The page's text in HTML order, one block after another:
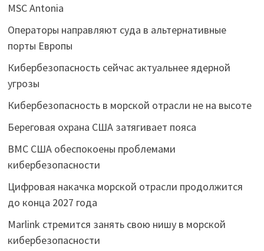
MSC Antonia
Операторы направляют суда в альтернативные
порты Европы
Кибербезопасность сейчас актуальнее ядерной
угрозы
Кибербезопасность в морской отрасли не на высоте
Береговая охрана США затягивает пояса
ВМС США обеспокоены проблемами
кибербезопасности
Цифровая накачка морской отрасли продолжится
до конца 2027 года
Marlink стремится занять свою нишу в морской
кибербезопасности